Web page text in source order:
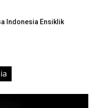
Indonesia Ensiklik